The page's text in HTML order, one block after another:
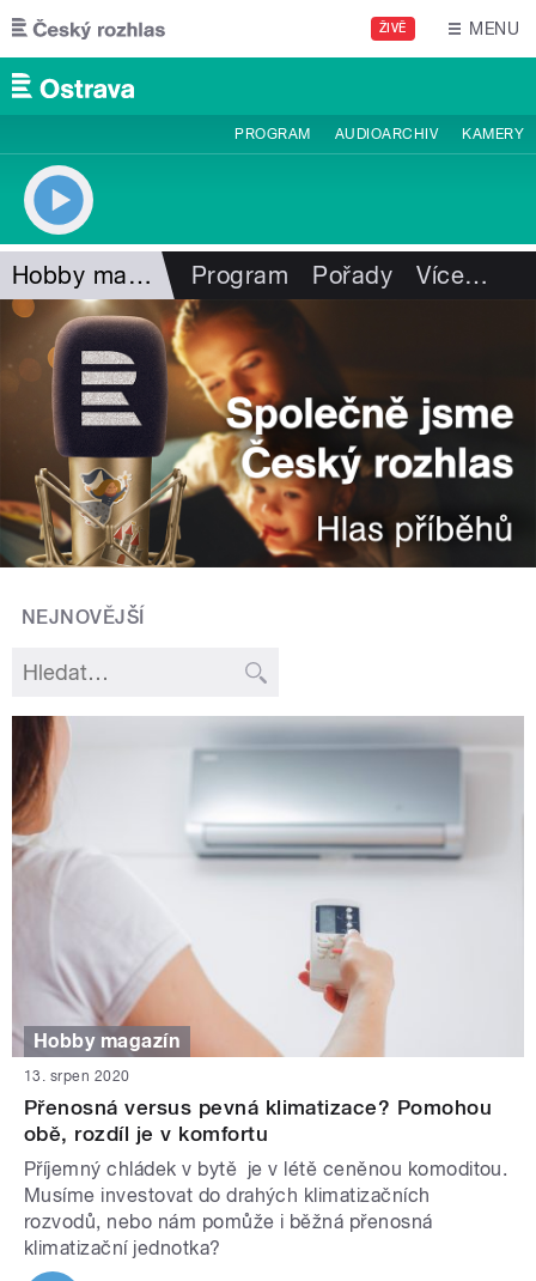
Přejít k hlavnímu obsahu
ŽIVĚ MENU
PROGRAM AUDIOARCHIV KAMERY
Hobby magazín Program Pořady Více…
NEJNOVĚJŠÍ
Hobby magazín
13. srpen 2020
Přenosná versus pevná klimatizace? Pomohou
obě, rozdíl je v komfortu
Příjemný chládek v bytě je v létě ceněnou komoditou.
Musíme investovat do drahých klimatizačních
rozvodů, nebo nám pomůže i běžná přenosná
klimatizační jednotka?